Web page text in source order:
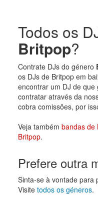
Todos os
Britpop?
Contrate DJs do género
os DJs de Britpop em
encontrar um DJ de
contratar através da
cobra comissões, por
Veja também bandas de
Britpop.
Prefere outra
Sinta-se à vontade para
Visite todos os géneros.